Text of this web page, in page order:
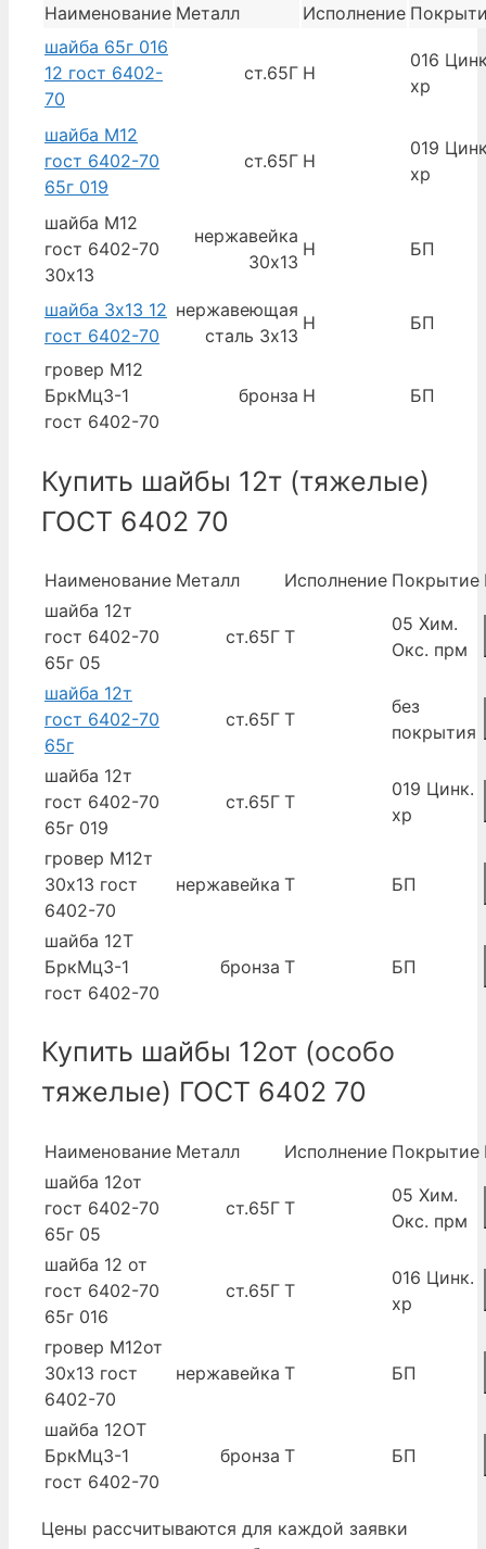
Наименование Металл Исполнение
шайба 65г 016
12 гост 6402-
70
ст.65Г Н
016
хр
шайба М12
гост 6402-70
65г 019
ст.65Г Н
019
хр
шайба М12
гост 6402-70
30х13
нержавейка
30х13
Н БП
шайба 3х13 12
гост 6402-70
нержавеющая
сталь 3х13
Н БП
гровер М12
БркМц3-1
гост 6402-70
бронза Н БП
Купить шайбы 12т (тяжелые)
ГОСТ 6402 70
Наименование Металл Исполнение Покрытие
шайба 12т
гост 6402-70
65г 05
ст.65Г Т
05 Хим.
Окс. прм
шайба 12т
гост 6402-70
65г
ст.65Г Т
без
покрытия
шайба 12т
гост 6402-70
65г 019
ст.65Г Т
019 Цинк.
хр
гровер М12т
30х13 гост
6402-70
нержавейка Т БП
шайба 12Т
БркМц3-1
гост 6402-70
бронза Т БП
Купить шайбы 12от (особо
тяжелые) ГОСТ 6402 70
Наименование Металл Исполнение Покрытие
шайба 12от
гост 6402-70
65г 05
ст.65Г Т
05 Хим.
Окс. прм
шайба 12 от
гост 6402-70
65г 016
ст.65Г Т
016 Цинк.
хр
гровер М12от
30х13 гост
6402-70
нержавейка Т БП
шайба 12ОТ
БркМц3-1
гост 6402-70
бронза Т БП
Цены рассчитываются для каждой заявки